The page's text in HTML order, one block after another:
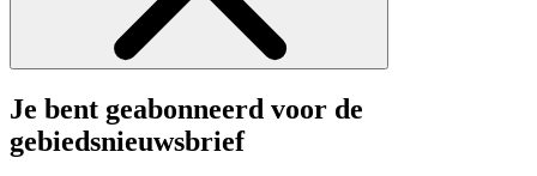
Je bent geabonneerd voor de
gebiedsnieuwsbrief